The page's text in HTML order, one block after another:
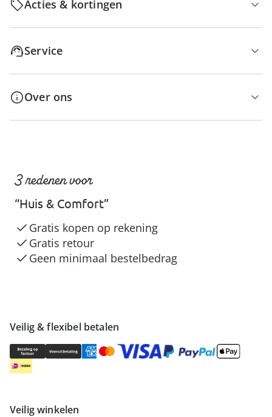
Acties & kortingen
Service
Over ons
Veilig & flexibel betalen
Veilig winkelen
3 redenen voor
“Huis & Comfort”
Gratis kopen op rekening
Gratis retour
Geen minimaal bestelbedrag